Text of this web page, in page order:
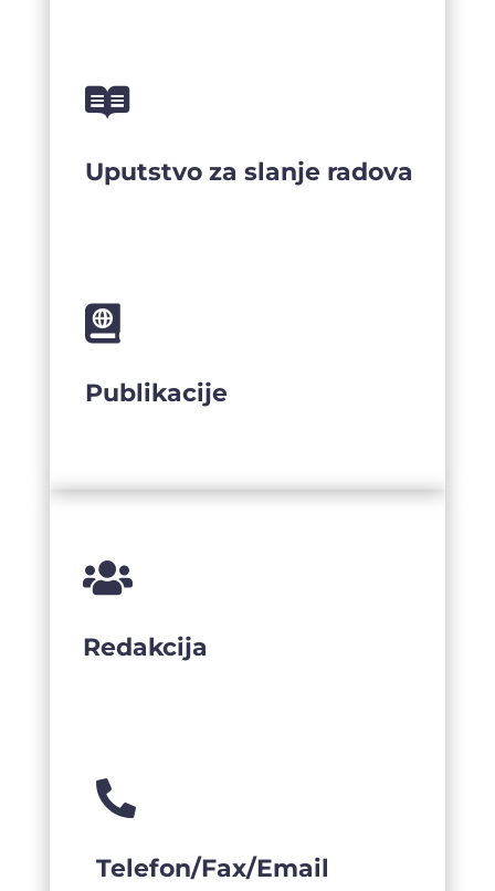

Uputstvo za slanje radova

Publikacije

Redakcija

Telefon/Fax/Email